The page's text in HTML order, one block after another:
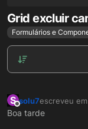
Grid excluir
Formulários e
S
Offline
solu7escreveu em
última
Boa tarde